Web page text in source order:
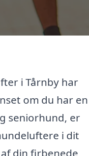
i Tårnby har
om du har en
seniorhund, er
i dit
din firbenede